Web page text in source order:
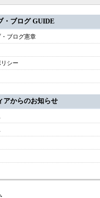
・ブログ GUIDE
ブログ憲章
シー
アからのお知らせ